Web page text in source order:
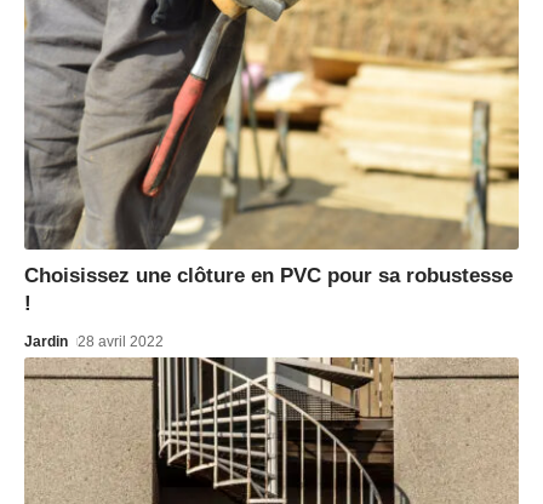
Choisissez une clôture en PVC pour sa robustesse
!
Jardin 28 avril 2022